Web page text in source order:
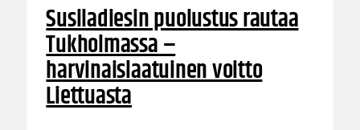
Susiladiesin puolustus rautaa
Tukholmassa –
harvinaislaatuinen voitto
Liettuasta